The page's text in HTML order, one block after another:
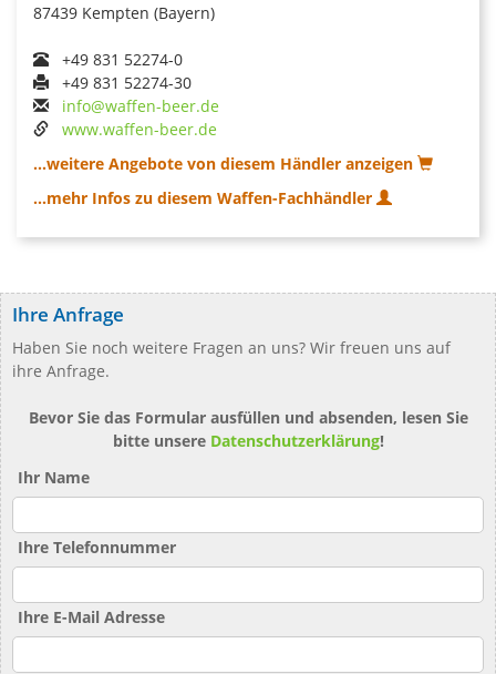
87439 Kempten (Bayern)
+49 831 52274-0
+49 831 52274-30
info@waffen-beer.de
www.waffen-beer.de
...weitere Angebote von diesem Händler anzeigen
...mehr Infos zu diesem Waffen-Fachhändler
Ihre Anfrage
Haben Sie noch weitere Fragen an uns? Wir freuen uns auf
ihre Anfrage.
Bevor Sie das Formular ausfüllen und absenden, lesen Sie
bitte unsere Datenschutzerklärung!
Ihr Name
Ihre Telefonnummer
Ihre E-Mail Adresse